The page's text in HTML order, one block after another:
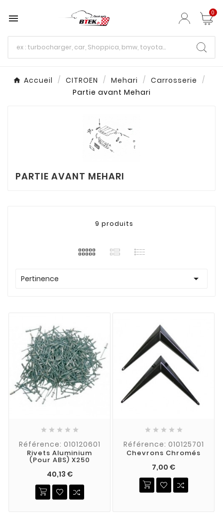
 0
Accueil CITROEN Mehari
Carrosserie
Partie avant Mehari
PARTIE AVANT MEHARI
9 produits
Pertinence 
    
Référence: 010120601
Rivets Aluminium
(pour ABS) X250
40,13 €
    
Référence: 010125701
Chevrons Chromés
7,00 €